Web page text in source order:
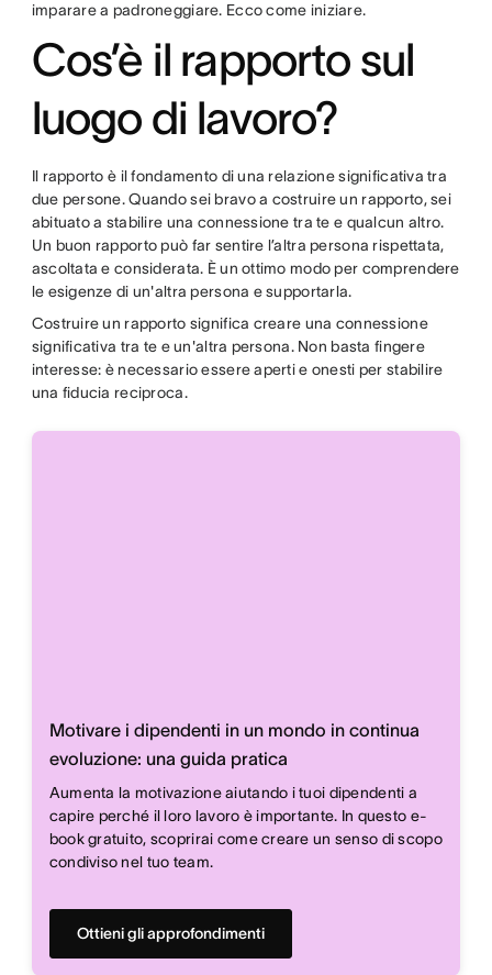
imparare a padroneggiare. Ecco come iniziare.
Cos’è il rapporto sul
luogo di lavoro?
Il rapporto è il fondamento di una relazione significativa tra
due persone. Quando sei bravo a costruire un rapporto, sei
abituato a stabilire una connessione tra te e qualcun altro.
Un buon rapporto può far sentire l’altra persona rispettata,
ascoltata e considerata. È un ottimo modo per comprendere
le esigenze di un'altra persona e supportarla.
Costruire un rapporto significa creare una connessione
significativa tra te e un'altra persona. Non basta fingere
interesse: è necessario essere aperti e onesti per stabilire
una fiducia reciproca.
Motivare i dipendenti in un mondo in continua
evoluzione: una guida pratica
Aumenta la motivazione aiutando i tuoi dipendenti a
capire perché il loro lavoro è importante. In questo e-
book gratuito, scoprirai come creare un senso di scopo
condiviso nel tuo team.
Ottieni gli approfondimenti